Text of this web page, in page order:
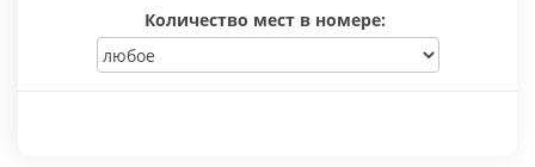
Количество мест в номере: